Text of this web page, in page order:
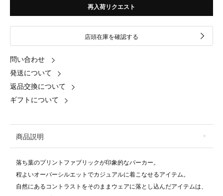
再入荷リクエスト
店頭在庫を確認する
問い合わせ
発送について
返品交換について
ギフトについて
商品説明
落ち葉のプリントファブリックが印象的なパーカー。
程よいオーバーシルエットでカジュアルに着こなせるアイテム。
自然にあるコントラストをそのままウェアに落とし込んだアイテムは、